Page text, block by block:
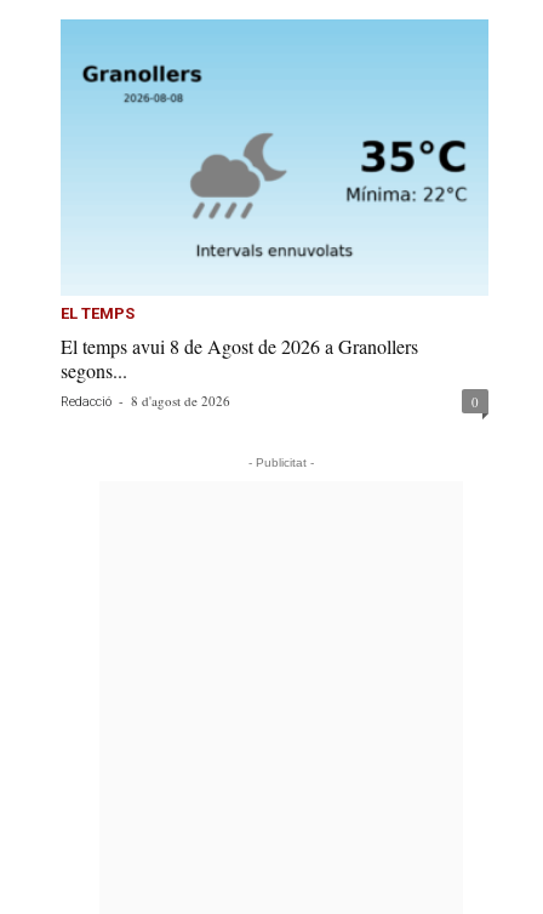
EL TEMPS
El temps avui 8 de Agost de 2026 a Granollers
segons...
Redacció - 8 d'agost de 2026 0
- Publicitat -